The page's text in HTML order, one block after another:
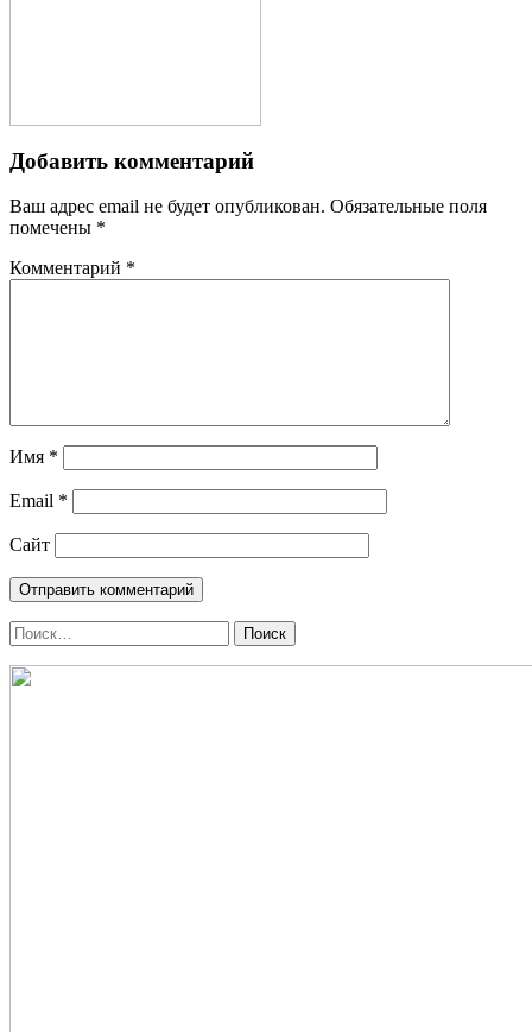
Добавить комментарий
Ваш адрес email не будет опубликован. Обязательные поля
помечены *
Комментарий *
Имя *
Email *
Сайт
Поиск
по: